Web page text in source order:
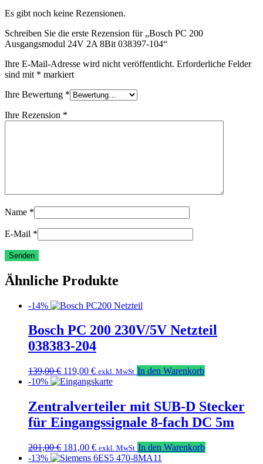
Es gibt noch keine Rezensionen.
Schreiben Sie die erste Rezension für „Bosch PC 200
Ausgangsmodul 24V 2A 8Bit 038397-104“
Ihre E-Mail-Adresse wird nicht veröffentlicht. Erforderliche Felder
sind mit * markiert
Ihre Bewertung *
Ihre Rezension *
Name *
E-Mail *
Ähnliche Produkte
-14%
Bosch PC 200 230V/5V Netzteil
038383-204
139,00€ Ursprünglicher
Preis
139,00 €
119,00 €Aktueller
Preis
119,00 €.
exkl. MwSt In den Warenkorb
-10%
Zentralverteiler mit SUB-D Stecker
für Eingangssignale 8-fach DC 5m
201,00€ Ursprünglicher
Preis
181,00 €Aktueller
Preis
exkl. MwSt In den Warenkorb
-13%